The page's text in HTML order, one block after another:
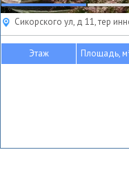
Сикорского ул, д 11, тер
Этаж Площадь, м2